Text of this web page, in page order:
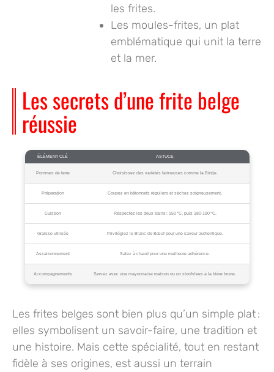
les frites.
Les moules-frites, un plat
emblématique qui unit la terre
et la mer.
Les secrets d’une frite belge
réussie
ÉLÉMENT CLÉ ASTUCE
Pommes de terre Choisissez des variétés farineuses comme la Bintje.
Préparation Coupez en bâtonnets réguliers et séchez soigneusement.
Cuisson Respectez les deux bains : 150 °C, puis 180-190 °C.
Graisse utilisée Privilégiez le Blanc de Bœuf pour une saveur authentique.
Assaisonnement Salez à chaud pour une meilleure adhérence.
Accompagnements Servez avec une mayonnaise maison ou un stoofvlees à la bière brune.
Les frites belges sont bien plus qu’un simple plat :
elles symbolisent un savoir-faire, une tradition et
une histoire. Mais cette spécialité, tout en restant
fidèle à ses origines, est aussi un terrain